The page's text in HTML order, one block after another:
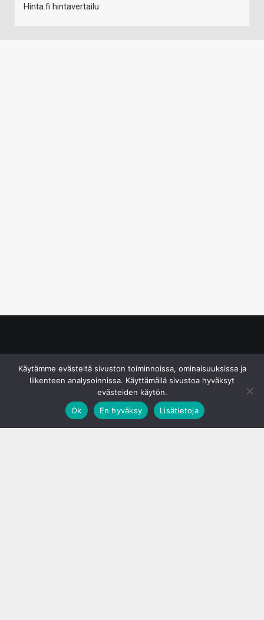
Hinta.fi hintavertailu
Käytämme evästeitä sivuston toiminnoissa, ominaisuuksissa ja
liikenteen analysoinnissa. Käyttämällä sivustoa hyväksyt
evästeiden käytön.
Ok
En hyväksy Lisätietoja